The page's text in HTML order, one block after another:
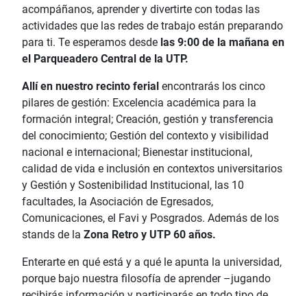
acompáñanos, aprender y divertirte con todas las
actividades que las redes de trabajo están preparando
para ti. Te esperamos desde las 9:00 de la mañana en
el Parqueadero Central de la UTP.
Allí en nuestro recinto ferial encontrarás los cinco
pilares de gestión: Excelencia académica para la
formación integral; Creación, gestión y transferencia
del conocimiento; Gestión del contexto y visibilidad
nacional e internacional; Bienestar institucional,
calidad de vida e inclusión en contextos universitarios
y Gestión y Sostenibilidad Institucional, las 10
facultades, la Asociación de Egresados,
Comunicaciones, el Favi y Posgrados. Además de los
stands de la Zona Retro y UTP 60 años.
Enterarte en qué está y a qué le apunta la universidad,
porque bajo nuestra filosofía de aprender –jugando